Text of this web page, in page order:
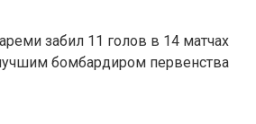
забил 11 голов в 14 матчах
бомбардиром первенства